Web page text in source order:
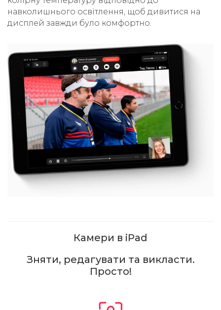
навколишнього освітлення, щоб дивитися на
дисплей завжди було комфортно.
Камери в iPad
Зняти, редагувати та викласти.
Просто!